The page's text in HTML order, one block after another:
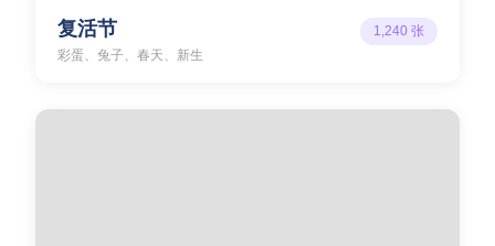
复活节
彩蛋、兔子、春天、新生
1,240 张